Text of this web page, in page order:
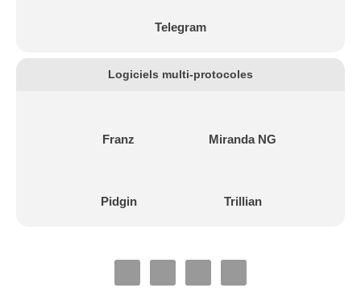
Telegram
Logiciels multi-protocoles
Franz Miranda NG
Pidgin Trillian